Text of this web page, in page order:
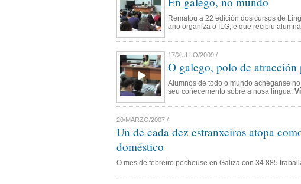
Rematou a 22 edición dos cursos de
ano organiza o ILG, e que recibiu
17/XULLO/2009 /
O galego, polo de atracción
Alumnos de todo o mundo achéganse
seu coñecemento sobre a nosa lingua.
20/MARZO/2007 /
Un de cada dez estranxeiros atopa
doméstico
O mes de febreiro pechouse en Galiza con 34.885